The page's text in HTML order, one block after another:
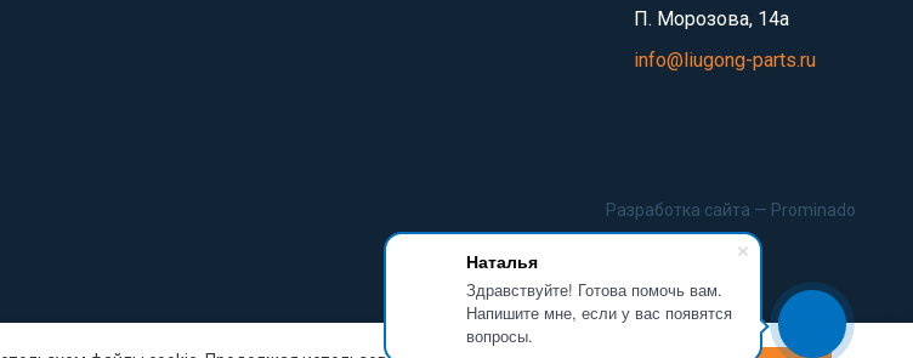
Наталья
Здравствуйте! Готова помочь вам.
Напишите мне, если у вас появятся
вопросы.
П. Морозова, 14а
info@liugong-parts.ru
Разработка сайта — Prominado